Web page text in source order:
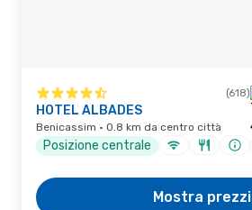
(618)
HOTEL ALBADES
Benicassim · 0.8 km da centro città
Posizione centrale
Mostra prezzi